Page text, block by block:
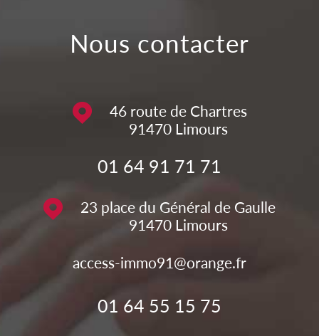
nous contacter
46 route de Chartres
91470 Limours
01 64 91 71 71
23 place du Général de Gaulle
91470 Limours
access-immo91@orange.fr
01 64 55 15 75